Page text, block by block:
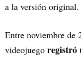
a la versión original.
Entre noviembre de
videojuego registró